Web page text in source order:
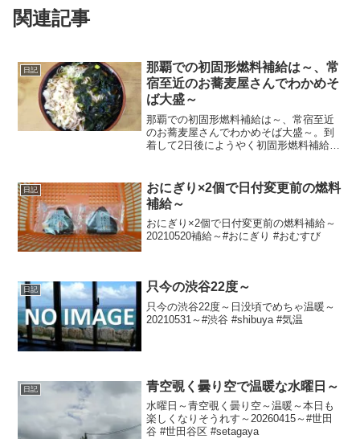
関連記事
日記
那覇での初固形燃料補給は～、常
宿至近のお蕎麦屋さんでわかめそ
ば大盛～
那覇での初固形燃料補給は～、常宿至近
のお蕎麦屋さんでわかめそば大盛～。到
着して2日後にようやく初固形燃料補給
650＋200で850円なり～。20251226～
日記
おにぎり×2個で日付変更前の燃料
補給～
おにぎり×2個で日付変更前の燃料補給～
20210520補給～#おにぎり #おむすび
日記 只今の渋谷22度～
只今の渋谷22度～日没頃でめちゃ温暖～
20210531～#渋谷 #shibuya #気温
日記 青空覗く曇り空で温暖な水曜日～
水曜日～青空覗く曇り空～温暖～本日も
楽しくなりそうれす～20260415～#世田
谷 #世田谷区 #setagaya